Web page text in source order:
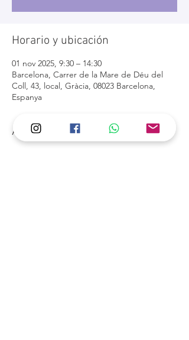
Horario y ubicación
01 nov 2025, 9:30 – 14:30
Barcelona, Carrer de la Mare de Déu del
Coll, 43, local, Gràcia, 08023 Barcelona,
Espanya
Acerca del evento